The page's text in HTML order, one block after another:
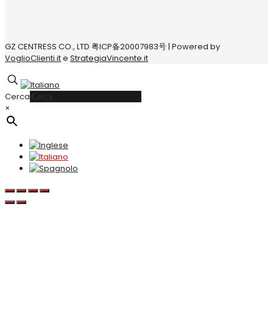
GZ CENTRESS CO., LTD 粤ICP备20007983号 | Powered by
VoglioClienti.ite StrategiaVincente.it
Cerca
×